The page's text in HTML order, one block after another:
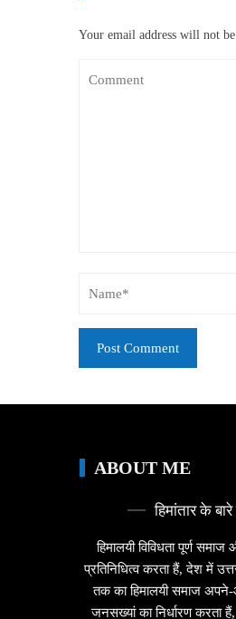
Your email address will not be
ABOUT ME
हिमांतार के
हिमालयी विविधता पूर्ण
प्रतिनिधित्व करता हैं, देश में
तक का हिमालयी समाज
जनसख्यां का निर्धारण करता